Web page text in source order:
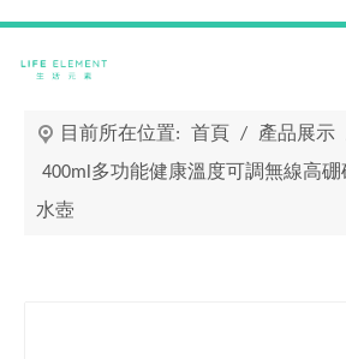
目前所在位置: 首頁 / 產品展示
400ml多功能健康溫度可調無線高
水壺